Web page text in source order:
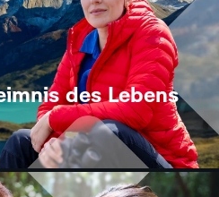
des Lebens